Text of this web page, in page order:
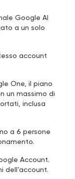
Google AI
a un solo
account
One, il piano
un massimo di
inclusa
a 6 persone
Account.
dell’account.